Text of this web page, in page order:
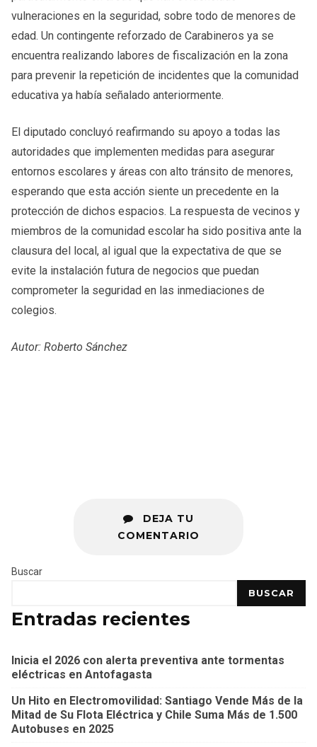
vulneraciones en la seguridad, sobre todo de menores de
edad. Un contingente reforzado de Carabineros ya se
encuentra realizando labores de fiscalización en la zona
para prevenir la repetición de incidentes que la comunidad
educativa ya había señalado anteriormente.
El diputado concluyó reafirmando su apoyo a todas las
autoridades que implementen medidas para asegurar
entornos escolares y áreas con alto tránsito de menores,
esperando que esta acción siente un precedente en la
protección de dichos espacios. La respuesta de vecinos y
miembros de la comunidad escolar ha sido positiva ante la
clausura del local, al igual que la expectativa de que se
evite la instalación futura de negocios que puedan
comprometer la seguridad en las inmediaciones de
colegios.
Autor: Roberto Sánchez
DEJA TU
COMENTARIO
Buscar
BUSCAR
Entradas recientes
Inicia el 2026 con alerta preventiva ante tormentas
eléctricas en Antofagasta
Un Hito en Electromovilidad: Santiago Vende Más de la
Mitad de Su Flota Eléctrica y Chile Suma Más de 1.500
Autobuses en 2025